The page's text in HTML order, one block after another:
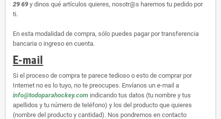
29 69 y dinos qué artículos quieres, nosotr@s haremos tu pedido por
ti.
En esta modalidad de compra, sólo puedes pagar por transferencia
bancaria o ingreso en cuenta.
E-mail
Si el proceso de compra te parece tedioso o esto de comprar por
Internet no es lo tuyo, no te preocupes. Envíanos un e-mail a
info@todoparahockey.com indicando tus datos (tu nombre y tus
apellidos y tu número de teléfono) y los del producto que quieres
(nombre del producto y cantidad). Nos pondremos en contacto